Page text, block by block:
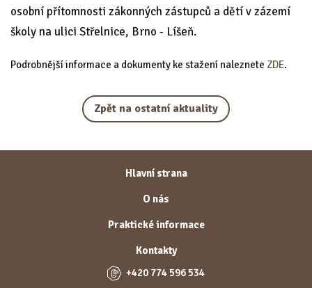
osobní přítomnosti zákonných zástupců a dětí v zázemí
školy na ulici Střelnice, Brno - Líšeň.
Podrobnější informace a dokumenty ke stažení naleznete ZDE.
Zpět na ostatní aktuality
Hlavní strana
O nás
Praktické informace
Kontakty
+420 774 596 534